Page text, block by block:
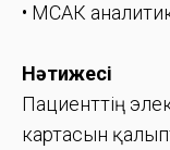
• МСАК
Нәтижесі
Пациенттің
картасын